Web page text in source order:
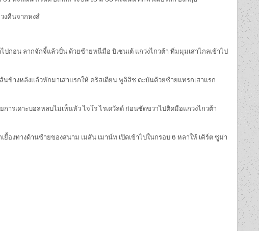
งคืนจากหงส์
ก่อน ลากจักจี้แล้วปั่น ด้วยซ้ายหนีมือ บิเซนเต้ แกว่งไกวต้า ทิ่มมุมเสาไกลเข้าไป
ข้างหลังแล้วหักมาเสาแรกให้ คริสเตียน พูลิสิช ตะบันด้วยซ้ายแทรกเสาแรก
รเดาะบอลหลบไม่เห็นหัว ไจโร ไรเดวัลด์ ก่อนซัดขวาไปติดมือแกว่งไกวต้า
งทางด้านซ้ายของสนาม เมสัน เมาน์ท เปิดเข้าไปในกรอบ 6 หลาให้ เคิร์ต ซูม่า